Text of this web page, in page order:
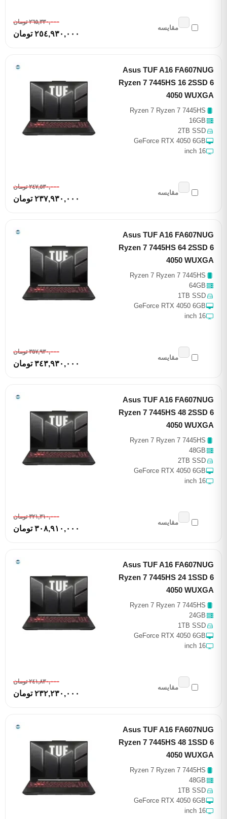
٢٦٥,٣٣٠,٠٠٠ تومان
٢٥٤,٩٣٠,٠٠٠ تومان
مقایسه
Asus TUF A16 FA607NUG
Ryzen 7 7445HS 16 2SSD 6
4050 WUXGA
Ryzen 7 Ryzen 7 7445HS
16GB
2TB SSD
GeForce RTX 4050 6GB
16 inch
٢٤٧,٥٣٠,٠٠٠ تومان
٢٣٧,٩٣٠,٠٠٠ تومان
مقایسه
Asus TUF A16 FA607NUG
Ryzen 7 7445HS 64 2SSD 6
4050 WUXGA
Ryzen 7 Ryzen 7 7445HS
64GB
1TB SSD
GeForce RTX 4050 6GB
16 inch
٣٥٧,٩٣٠,٠٠٠ تومان
٣٤٣,٩٣٠,٠٠٠ تومان
مقایسه
Asus TUF A16 FA607NUG
Ryzen 7 7445HS 48 2SSD 6
4050 WUXGA
Ryzen 7 Ryzen 7 7445HS
48GB
2TB SSD
GeForce RTX 4050 6GB
16 inch
٣٢١,٣١٠,٠٠٠ تومان
٣٠٨,٩١٠,٠٠٠ تومان
مقایسه
Asus TUF A16 FA607NUG
Ryzen 7 7445HS 24 1SSD 6
4050 WUXGA
Ryzen 7 Ryzen 7 7445HS
24GB
1TB SSD
GeForce RTX 4050 6GB
16 inch
٢٤١,٨٣٠,٠٠٠ تومان
٢٣٢,٢٣٠,٠٠٠ تومان
مقایسه
Asus TUF A16 FA607NUG
Ryzen 7 7445HS 48 1SSD 6
4050 WUXGA
Ryzen 7 Ryzen 7 7445HS
48GB
1TB SSD
GeForce RTX 4050 6GB
16 inch